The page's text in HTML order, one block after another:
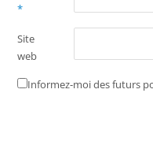
*
Site
web
Informez-moi des futurs